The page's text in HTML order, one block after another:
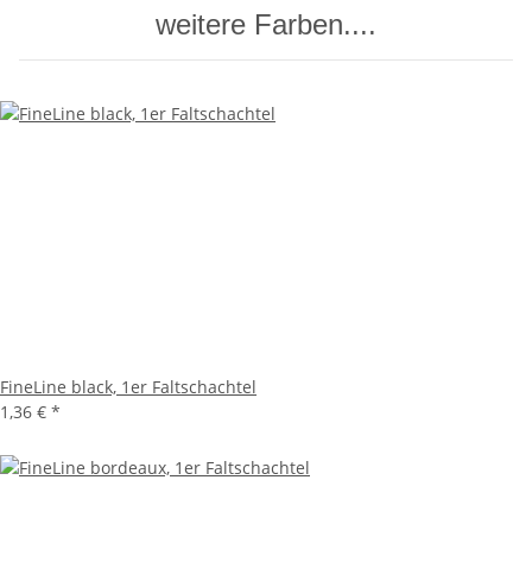
weitere Farben....
FineLine black, 1er Faltschachtel
1,36 € *